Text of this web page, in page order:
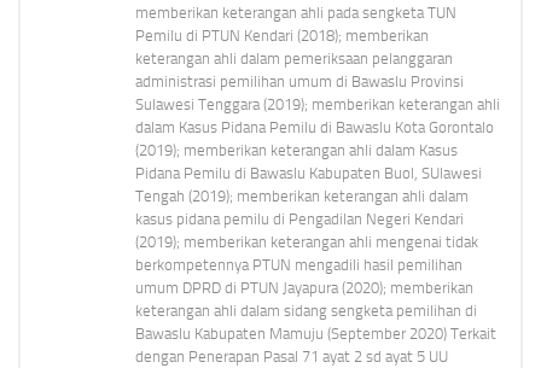
memberikan keterangan ahli pada sengketa TUN
Pemilu di PTUN Kendari (2018); memberikan
keterangan ahli dalam pemeriksaan pelanggaran
administrasi pemilihan umum di Bawaslu Provinsi
Sulawesi Tenggara (2019); memberikan keterangan ahli
dalam Kasus Pidana Pemilu di Bawaslu Kota Gorontalo
(2019); memberikan keterangan ahli dalam Kasus
Pidana Pemilu di Bawaslu Kabupaten Buol, SUlawesi
Tengah (2019); memberikan keterangan ahli dalam
kasus pidana pemilu di Pengadilan Negeri Kendari
(2019); memberikan keterangan ahli mengenai tidak
berkompetennya PTUN mengadili hasil pemilihan
umum DPRD di PTUN Jayapura (2020); memberikan
keterangan ahli dalam sidang sengketa pemilihan di
Bawaslu Kabupaten Mamuju (September 2020) Terkait
dengan Penerapan Pasal 71 ayat 2 sd ayat 5 UU